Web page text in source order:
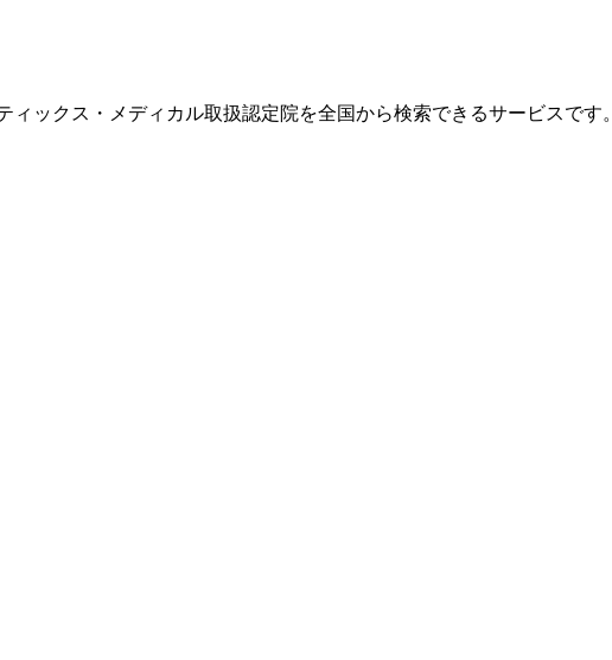
ックス・メディカル取扱認定院を全国から検索できるサービスです。